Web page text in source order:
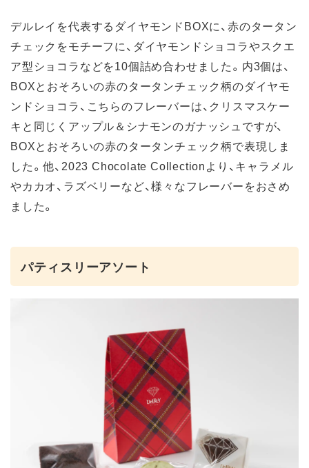
デルレイを代表するダイヤモンドBOXに、赤のタータン
チェックをモチーフに、ダイヤモンドショコラやスクエ
ア型ショコラなどを10個詰め合わせました。内3個は、
BOXとおそろいの赤のタータンチェック柄のダイヤモ
ンドショコラ、こちらのフレーバーは、クリスマスケー
キと同じくアップル＆シナモンのガナッシュですが、
BOXとおそろいの赤のタータンチェック柄で表現しま
した。他、2023 Chocolate Collectionより、キャラメル
やカカオ、ラズベリーなど、様々なフレーバーをおさめ
ました。
パティスリーアソート